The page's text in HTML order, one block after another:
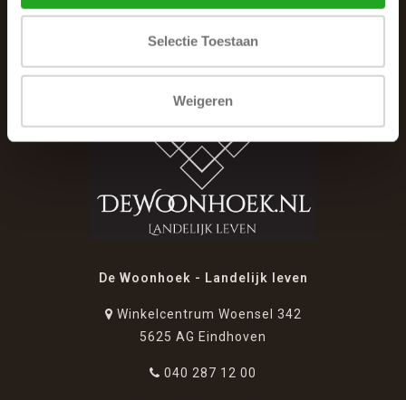
Selectie Toestaan
Weigeren
De Woonhoek - Landelijk leven
Winkelcentrum Woensel 342
5625 AG Eindhoven
040 287 12 00